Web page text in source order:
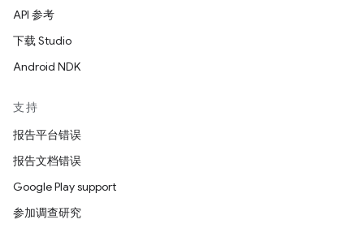
API 参考
下载 Studio
Android NDK
支持
报告平台错误
报告文档错误
Google Play support
参加调查研究